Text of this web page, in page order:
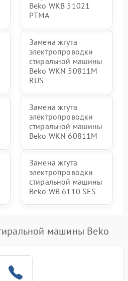
Beko WKB 51021
PTМА
Замена жгута
электропроводки
стиральной машины
Beko WKN 50811M
RUS
Замена жгута
электропроводки
стиральной машины
Beko WKN 60811M
Замена жгута
электропроводки
стиральной машины
Beko WB 6110 SES
машины Beko